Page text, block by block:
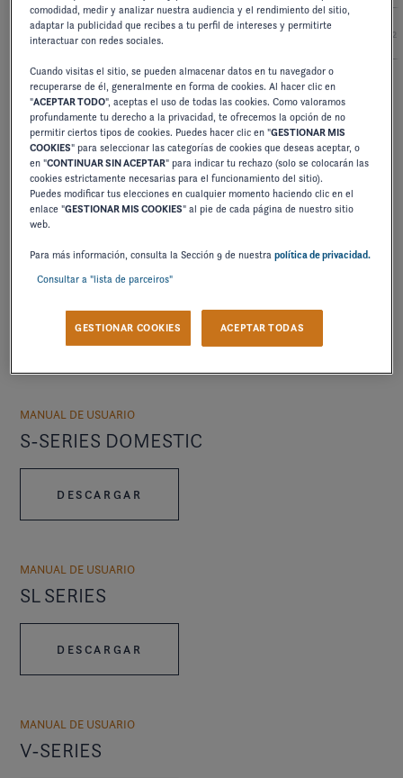
2027 2026 2025 2024
MANUAL DE USUARIO
F SERIES
DESCARGAR
MANUAL DE USUARIO
H SERIES
MANUAL DE USUARIO
S-SERIES DOMESTIC
DESCARGAR
MANUAL DE USUARIO
SL SERIES
DESCARGAR
MANUAL DE USUARIO
V-SERIES
comodidad, medir y analizar nuestra audiencia y el rendimiento del sitio,
adaptar la publicidad que recibes a tu perfil de intereses y permitirte
interactuar con redes sociales.
Cuando visitas el sitio, se pueden almacenar datos en tu navegador o
recuperarse de él, generalmente en forma de cookies. Al hacer clic en
"ACEPTAR TODO", aceptas el uso de todas las cookies. Como valoramos
profundamente tu derecho a la privacidad, te ofrecemos la opción de no
permitir ciertos tipos de cookies. Puedes hacer clic en "GESTIONAR MIS
COOKIES" para seleccionar las categorías de cookies que deseas aceptar, o
en "CONTINUAR SIN ACEPTAR" para indicar tu rechazo (solo se colocarán las
cookies estrictamente necesarias para el funcionamiento del sitio).
Puedes modificar tus elecciones en cualquier momento haciendo clic en el
enlace "GESTIONAR MIS COOKIES" al pie de cada página de nuestro sitio
web.
Para más información, consulta la Sección 9 de nuestrapolítica de privacidad.
Consultar a "lista de parceiros"
GESTIONAR COOKIES ACEPTAR TODAS